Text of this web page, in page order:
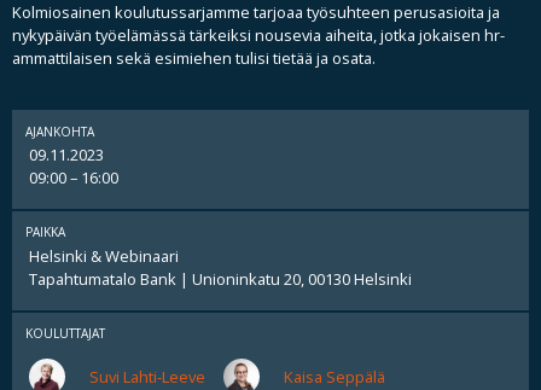
Kolmiosainen koulutussarjamme tarjoaa työsuhteen perusasioita ja
nykypäivän työelämässä tärkeiksi nousevia aiheita, jotka jokaisen hr-
ammattilaisen sekä esimiehen tulisi tietää ja osata.
AJANKOHTA
09.11.2023
09:00 – 16:00
PAIKKA
Helsinki & Webinaari
Tapahtumatalo Bank | Unioninkatu 20, 00130 Helsinki
KOULUTTAJAT
Suvi Lahti-Leeve Kaisa Seppälä